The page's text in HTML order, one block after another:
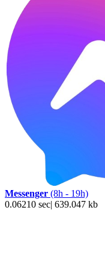
Messenger (8h - 19h)
0.06210 sec| 639.047 kb